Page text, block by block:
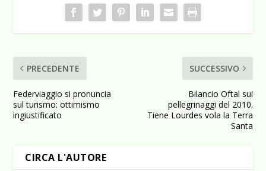
PRECEDENTE
Federviaggio si pronuncia
sul turismo: ottimismo
ingiustificato
SUCCESSIVO
Bilancio Oftal sui
pellegrinaggi del 2010.
Tiene Lourdes vola la Terra
Santa
CIRCA L'AUTORE